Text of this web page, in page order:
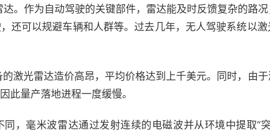
。作为自动驾驶的关键部件，雷达能及时反馈复杂的路
还可以规避车辆和人群等。过去几年，无人驾驶系统以
激光雷达造价高昂，平均价格达到上千美元。同时，由
此量产落地进程一度缓慢。
，毫米波雷达通过发射连续的电磁波并从环境中提取“